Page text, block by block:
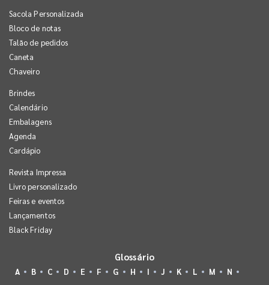
Sacola Personalizada
Bloco de notas
Talão de pedidos
Caneta
Chaveiro
Brindes
Calendário
Embalagens
Agenda
Cardápio
Revista Impressa
Livro personalizado
Feiras e eventos
Lançamentos
Black Friday
Glossário
A B C D E F G H I J K L M
N